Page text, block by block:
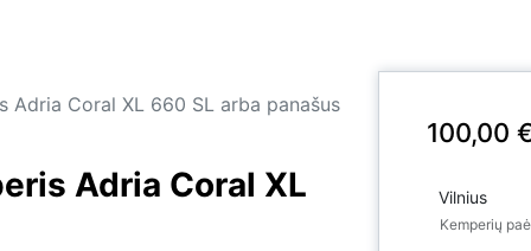
Adria Coral XL 660 SL arba panašus
Adria Coral XL
100,00
Kemperių